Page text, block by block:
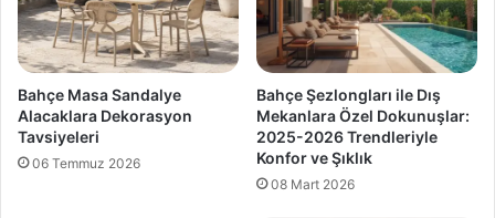
Bahçe Masa Sandalye
Alacaklara Dekorasyon
Tavsiyeleri
06 Temmuz 2026
Bahçe Şezlongları ile Dış
Mekanlara Özel Dokunuşlar:
2025-2026 Trendleriyle
Konfor ve Şıklık
08 Mart 2026